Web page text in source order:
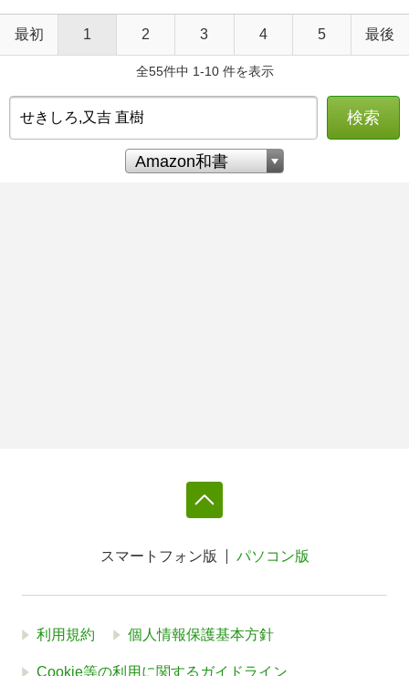
最初 1 2 3 4 5 最後
全55件中 1-10 件を表示
検索
スマートフォン版 パソコン版
利用規約 個人情報保護基本方針
Cookie等の利用に関するガイドライン